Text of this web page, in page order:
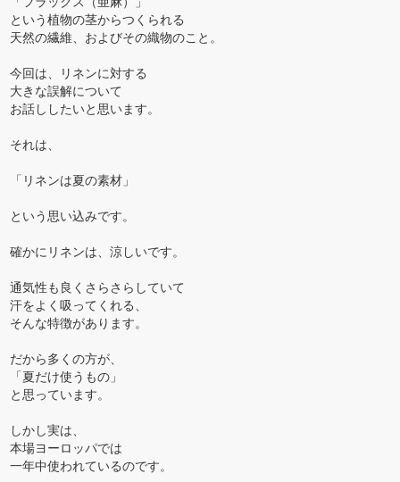
という植物の茎からつくられる
天然の繊維、およびその織物のこと。
今回は、リネンに対する
大きな誤解について
お話ししたいと思います。
それは、
「リネンは夏の素材」
という思い込みです。
確かにリネンは、涼しいです。
通気性も良くさらさらしていて
汗をよく吸ってくれる、
そんな特徴があります。
だから多くの方が、
「夏だけ使うもの」
と思っています。
しかし実は、
本場ヨーロッパでは
一年中使われているのです。